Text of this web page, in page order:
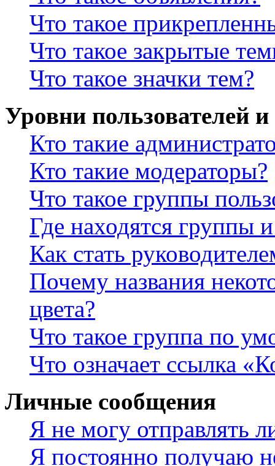
Что такое
Что такое закрытые
Что такое значки тем?
Уровни пользователей
Кто такие
Кто такие модераторы?
Что такое группы
Где находятся группы
Как стать
Почему названия
цвета?
Что такое группа по
Что означает ссылка
Личные сообщения
Я не могу отправлять
Я постоянно получаю